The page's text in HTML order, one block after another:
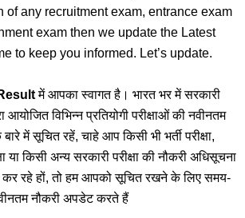
of any recruitment exam, entrance exam
exam then we update the Latest
to keep you informed. Let’s update.
में आपका स्वागत है। भारत भर में सरकारी
आयोजित विभिन्न प्रतियोगी परीक्षाओं की नवीनतम
में सूचित रहें, चाहे आप किसी भी भर्ती परीक्षा,
या किसी अन्य सरकारी परीक्षा की नौकरी अधिसूचना
कर रहे हों, तो हम आपको सूचित रखने के लिए समय-
नौकरी अपडेट करते हैं